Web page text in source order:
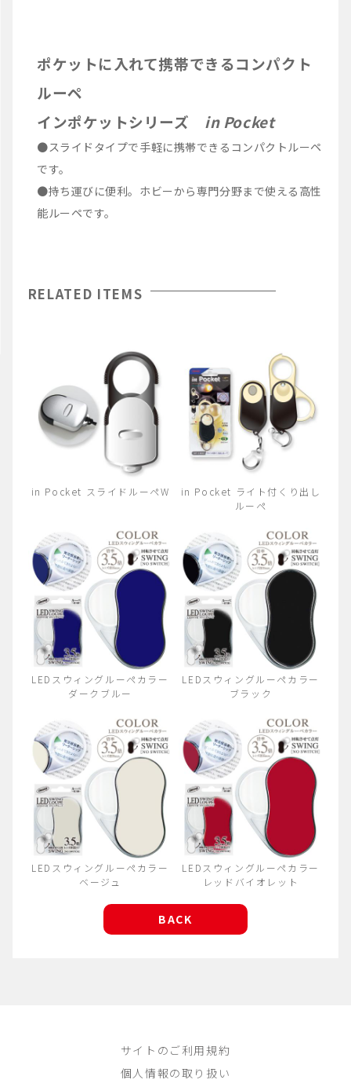
ポケットに入れて携帯できるコンパクト
ルーペ
インポケットシリーズ in Pocket
●スライドタイプで手軽に携帯できるコンパクトルーペ
です。
●持ち運びに便利。ホビーから専門分野まで使える高性
能ルーペです。
RELATED ITEMS
in Pocket スライドルーペW
in Pocket ライト付くり出し
ルーペ
LEDスウィングルーペカラー
ダークブルー
LEDスウィングルーペカラー
ブラック
LEDスウィングルーペカラー
ベージュ
LEDスウィングルーペカラー
レッドバイオレット
BACK
サイトのご利用規約
個人情報の取り扱い